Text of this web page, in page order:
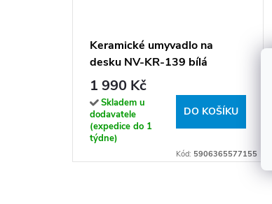
Keramické umyvadlo na
desku NV-KR-139 bílá
1 990 Kč
Skladem u
dodavatele
(expedice do 1
týdne)
DO KOŠÍKU
Kód: 5906365577155